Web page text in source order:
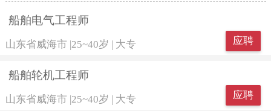
船舶电气工程师
山东省威海市 25~40岁 大专 应聘
船舶轮机工程师
山东省威海市 |25~40岁 | 大专 应聘